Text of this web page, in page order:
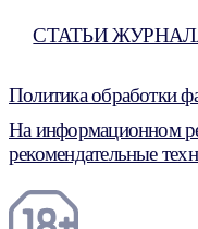
СТАТЬИ
Политика обработки
На информационном
рекомендательные